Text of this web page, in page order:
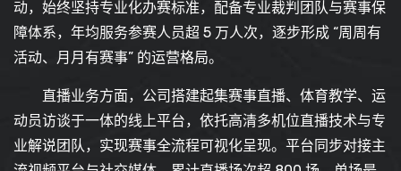
动，始终坚持专业化办赛标准，配备专业裁判团队与赛事保
障体系，年均服务参赛人员超 5 万人次，逐步形成 “周周有
活动、月月有赛事” 的运营格局。
直播业务方面，公司搭建起集赛事直播、体育教学、运
动员访谈于一体的线上平台，依托高清多机位直播技术与专
业解说团队，实现赛事全流程可视化呈现。平台同步对接主